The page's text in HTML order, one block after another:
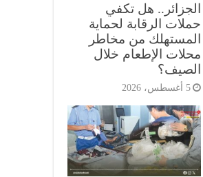
الجزائر.. هل تكفي
حملات الرقابة لحماية
المستهلك من مخاطر
محلات الإطعام خلال
الصيف؟
5 أغسطس، 2026